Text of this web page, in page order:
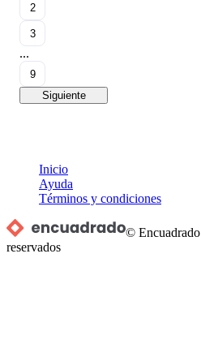
2
3
...
9
Siguiente
Inicio
Ayuda
Términos y condiciones
© Encuadrado
reservados